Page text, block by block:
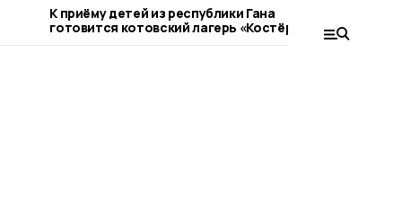
К приёму детей из республики Гана
готовится котовский лагерь «Костёр»
движение
Новой